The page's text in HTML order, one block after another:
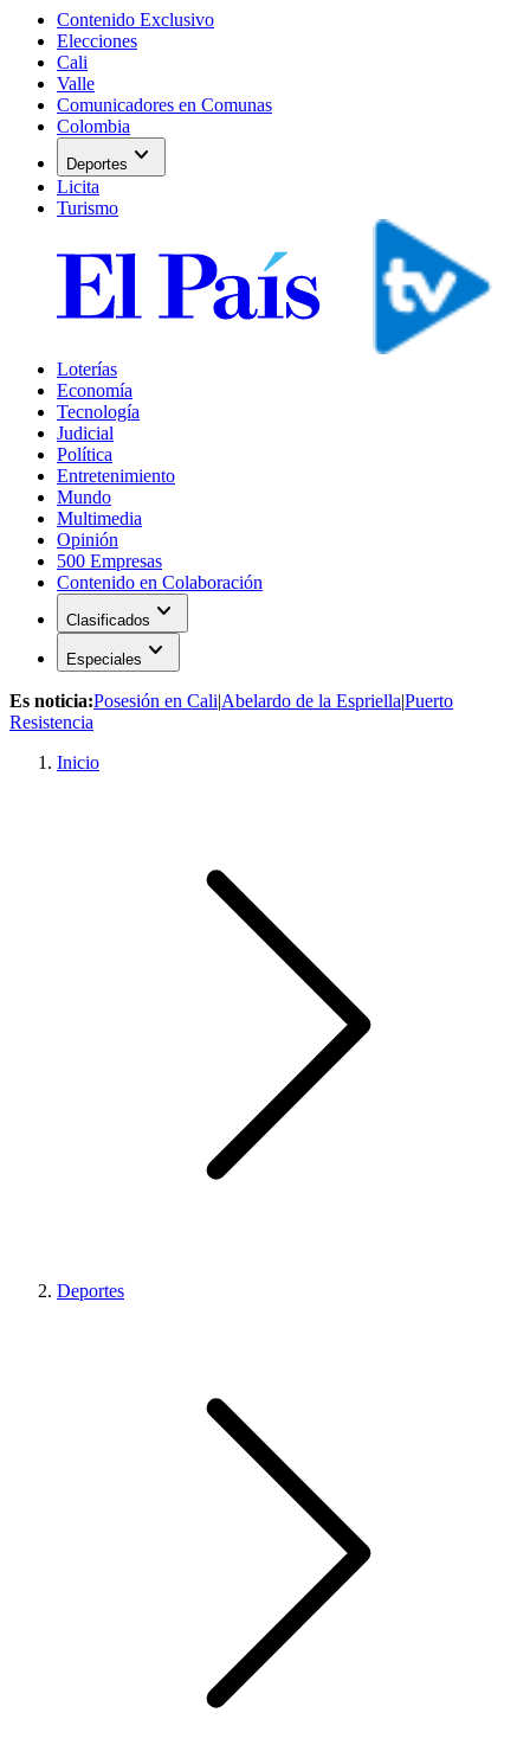
Contenido Exclusivo
Elecciones
Cali
Valle
Comunicadores en Comunas
Colombia
Deportes expand_more
Licita
Turismo
Loterías
Economía
Tecnología
Judicial
Política
Entretenimiento
Mundo
Multimedia
Opinión
500 Empresas
Contenido en Colaboración
Clasificados expand_more
Especiales expand_more
Es noticia:Posesión en Cali|Abelardo de la Espriella|Puerto
Resistencia
Inicio
Deportes